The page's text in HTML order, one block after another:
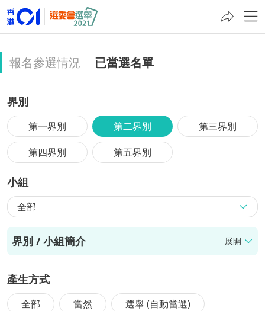
報名參選情況 已當選名單
界別
第一界別 第二界別
第三界別
第四界別
第五界別
小組
全部
界別 / 小組簡介 展開
產生方式
全部 當然
選舉 (自動當選)